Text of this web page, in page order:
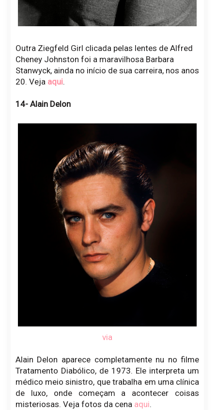
Outra Ziegfeld Girl clicada pelas lentes de Alfred
Cheney Johnston foi a maravilhosa Barbara
Stanwyck, ainda no início de sua carreira, nos anos
20. Veja aqui.
14- Alain Delon
via
Alain Delon aparece completamente nu no filme
Tratamento Diabólico, de 1973. Ele interpreta um
médico meio sinistro, que trabalha em uma clínica
de luxo, onde começam a acontecer coisas
misteriosas. Veja fotos da cena aqui.